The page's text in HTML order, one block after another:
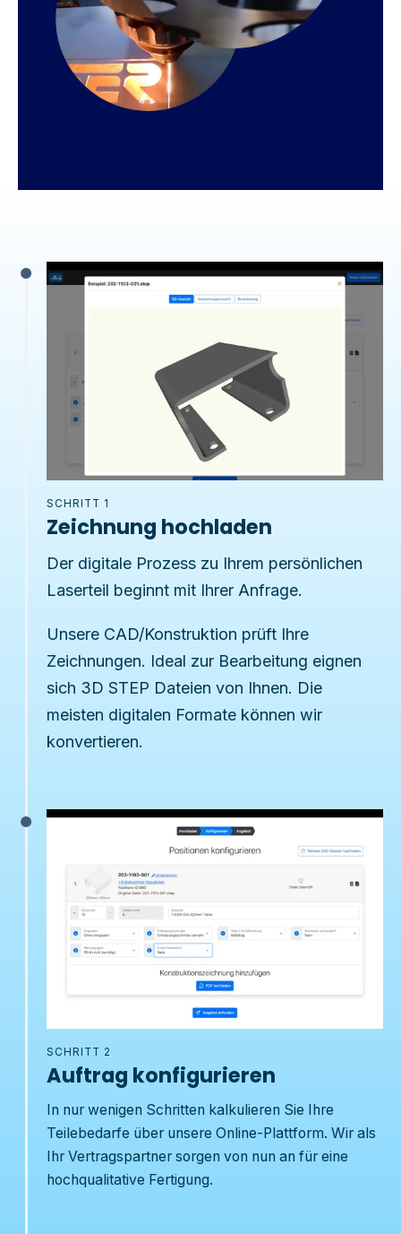
SCHRITT 1
Zeichnung hochladen
Der digitale Prozess zu Ihrem persönlichen
Laserteil beginnt mit Ihrer Anfrage.
Unsere CAD/Konstruktion prüft Ihre
Zeichnungen. Ideal zur Bearbeitung eignen
sich 3D STEP Dateien von Ihnen. Die
meisten digitalen Formate können wir
konvertieren.
SCHRITT 2
Auftrag konfigurieren
In nur wenigen Schritten kalkulieren Sie Ihre
Teilebedarfe über unsere Online-Plattform. Wir als
Ihr Vertragspartner sorgen von nun an für eine
hochqualitative Fertigung.